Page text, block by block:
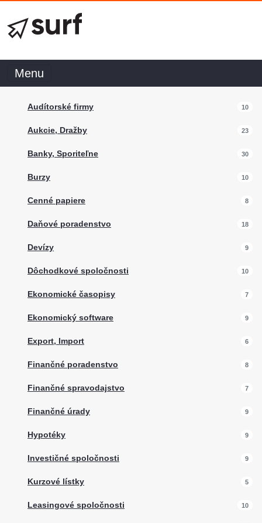
Menu
Audítorské firmy 10
Aukcie, Dražby 23
Banky, Sporiteľne 30
Burzy 10
Cenné papiere 8
Daňové poradenstvo 18
Devízy 9
Dôchodkové spoločnosti 10
Ekonomické časopisy 7
Ekonomický software 9
Export, Import 6
Finančné poradenstvo 8
Finančné spravodajstvo 7
Finančné úrady 9
Hypotéky 9
Investičné spoločnosti 9
Kurzové lístky 5
Leasingové spoločnosti 10